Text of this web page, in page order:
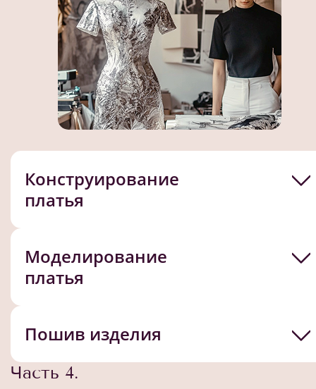
Конструирование
платья
Моделирование
платья
Пошив изделия
Часть 4.